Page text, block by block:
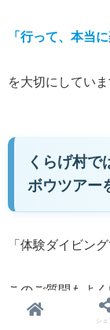
「行って、本当
を大切にしていま
くらげ村で
ボウツアー
「体験ダイビン
このご質問もよ
シェ